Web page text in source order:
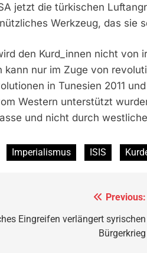
jetzt die türkischen
Werkzeug, das sie
den Kurd_innen nicht
kann nur im Zuge von
in Tunesien 2011
Western unterstützt
und nicht durch
Imperialismus ISIS
Previous:
Eingreifen verlängert syrischen
Bürgerkrieg